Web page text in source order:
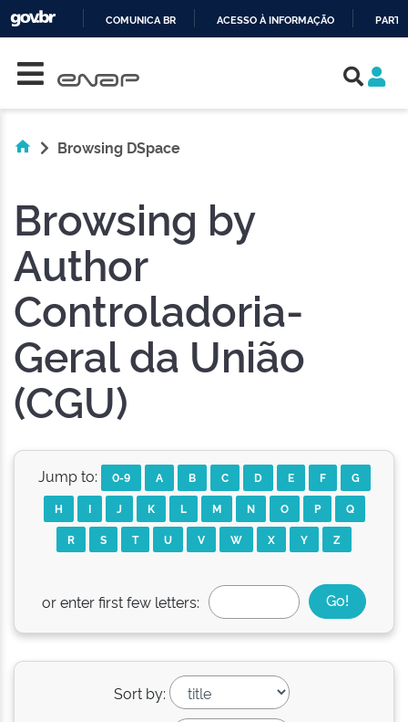
COMUNICA BR ACESSO À INFORMAÇÃO
Browsing DSpace
Browsing by
Author
Controladoria-
Geral da União
(CGU)
Jump to: 0-9 A B C D E F
G
H
I J K L M N O P
Q
R
S T U V W X Y Z
or enter first few letters:
Sort by: